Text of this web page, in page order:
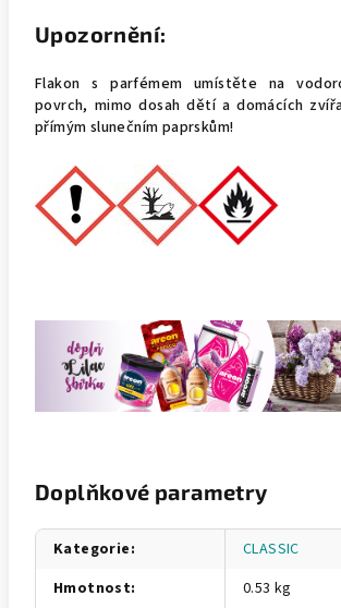
Upozornění:
Flakon s parfémem umístěte na
povrch, mimo dosah dětí a domácích
přímým slunečním paprskům!
Doplňkové parametry
Kategorie:
CLASSIC
Hmotnost:
0.53 kg